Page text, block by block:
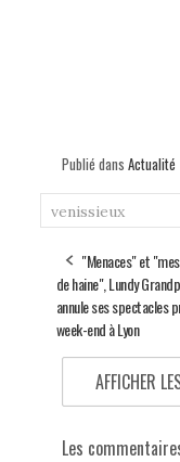
Publié dans Actualité
venissieux
"Menaces" et
de haine", Lundy
annule ses spectacles
week-end à Lyon
AFFICHER
Les